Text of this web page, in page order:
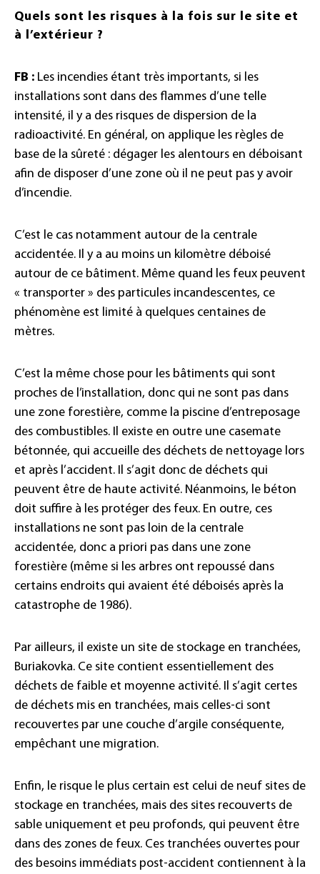
Quels sont les risques à la fois sur le site et
à l’extérieur ?
FB : Les incendies étant très importants, si les
installations sont dans des flammes d’une telle
intensité, il y a des risques de dispersion de la
radioactivité. En général, on applique les règles de
base de la sûreté : dégager les alentours en déboisant
afin de disposer d’une zone où il ne peut pas y avoir
d’incendie.
C’est le cas notamment autour de la centrale
accidentée. Il y a au moins un kilomètre déboisé
autour de ce bâtiment. Même quand les feux peuvent
« transporter » des particules incandescentes, ce
phénomène est limité à quelques centaines de
mètres.
C’est la même chose pour les bâtiments qui sont
proches de l’installation, donc qui ne sont pas dans
une zone forestière, comme la piscine d’entreposage
des combustibles. Il existe en outre une casemate
bétonnée, qui accueille des déchets de nettoyage lors
et après l’accident. Il s’agit donc de déchets qui
peuvent être de haute activité. Néanmoins, le béton
doit suffire à les protéger des feux. En outre, ces
installations ne sont pas loin de la centrale
accidentée, donc a priori pas dans une zone
forestière (même si les arbres ont repoussé dans
certains endroits qui avaient été déboisés après la
catastrophe de 1986).
Par ailleurs, il existe un site de stockage en tranchées,
Buriakovka. Ce site contient essentiellement des
déchets de faible et moyenne activité. Il s’agit certes
de déchets mis en tranchées, mais celles-ci sont
recouvertes par une couche d’argile conséquente,
empêchant une migration.
Enfin, le risque le plus certain est celui de neuf sites de
stockage en tranchées, mais des sites recouverts de
sable uniquement et peu profonds, qui peuvent être
dans des zones de feux. Ces tranchées ouvertes pour
des besoins immédiats post-accident contiennent à la